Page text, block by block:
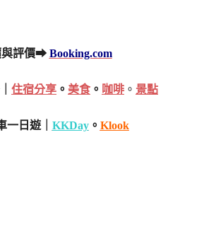
與評價➡ Booking.com
住宿分享 。 美食。 咖啡 。 景點
一日遊｜ KKDay。 Klook